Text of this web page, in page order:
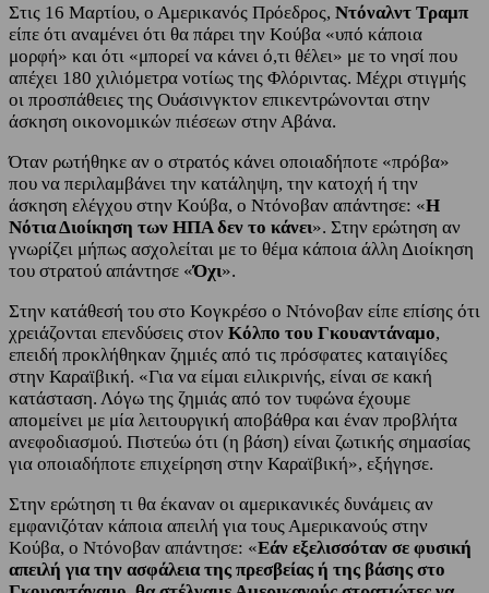
Στις 16 Μαρτίου, ο Αμερικανός Πρόεδρος, Ντόναλντ Τραμπ
είπε ότι αναμένει ότι θα πάρει την Κούβα «υπό κάποια
μορφή» και ότι «μπορεί να κάνει ό,τι θέλει» με το νησί που
απέχει 180 χιλιόμετρα νοτίως της Φλόριντας. Μέχρι στιγμής
οι προσπάθειες της Ουάσινγκτον επικεντρώνονται στην
άσκηση οικονομικών πιέσεων στην Αβάνα.
Όταν ρωτήθηκε αν ο στρατός κάνει οποιαδήποτε «πρόβα»
που να περιλαμβάνει την κατάληψη, την κατοχή ή την
άσκηση ελέγχου στην Κούβα, ο Ντόνοβαν απάντησε: «Η
Νότια Διοίκηση των ΗΠΑ δεν το κάνει». Στην ερώτηση αν
γνωρίζει μήπως ασχολείται με το θέμα κάποια άλλη Διοίκηση
του στρατού απάντησε «Όχι».
Στην κατάθεσή του στο Κογκρέσο ο Ντόνοβαν είπε επίσης ότι
χρειάζονται επενδύσεις στον Κόλπο του Γκουαντάναμο,
επειδή προκλήθηκαν ζημιές από τις πρόσφατες καταιγίδες
στην Καραϊβική. «Για να είμαι ειλικρινής, είναι σε κακή
κατάσταση. Λόγω της ζημιάς από τον τυφώνα έχουμε
απομείνει με μία λειτουργική αποβάθρα και έναν προβλήτα
ανεφοδιασμού. Πιστεύω ότι (η βάση) είναι ζωτικής σημασίας
για οποιαδήποτε επιχείρηση στην Καραϊβική», εξήγησε.
Στην ερώτηση τι θα έκαναν οι αμερικανικές δυνάμεις αν
εμφανιζόταν κάποια απειλή για τους Αμερικανούς στην
Κούβα, ο Ντόνοβαν απάντησε: «Εάν εξελισσόταν σε φυσική
απειλή για την ασφάλεια της πρεσβείας ή της βάσης στο